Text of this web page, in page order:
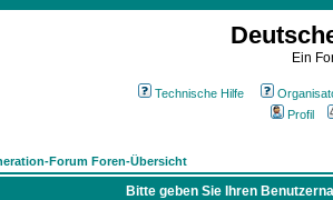
Ein
Technische Hilfe
Profil
Forum Foren-Übersicht
Bitte geben Sie Ihren